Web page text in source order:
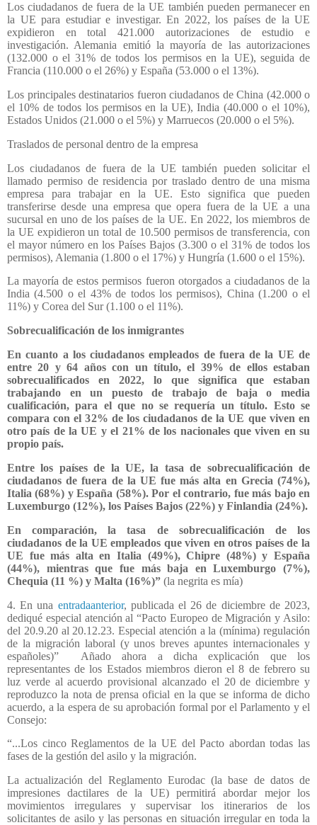
Los ciudadanos de fuera de la UE también pueden permanecer en
la UE para estudiar e investigar. En 2022, los países de la UE
expidieron en total 421.000 autorizaciones de estudio e
investigación. Alemania emitió la mayoría de las autorizaciones
(132.000 o el 31% de todos los permisos en la UE), seguida de
Francia (110.000 o el 26%) y España (53.000 o el 13%).
Los principales destinatarios fueron ciudadanos de China (42.000 o
el 10% de todos los permisos en la UE), India (40.000 o el 10%),
Estados Unidos (21.000 o el 5%) y Marruecos (20.000 o el 5%).
Traslados de personal dentro de la empresa
Los ciudadanos de fuera de la UE también pueden solicitar el
llamado permiso de residencia por traslado dentro de una misma
empresa para trabajar en la UE. Esto significa que pueden
transferirse desde una empresa que opera fuera de la UE a una
sucursal en uno de los países de la UE. En 2022, los miembros de
la UE expidieron un total de 10.500 permisos de transferencia, con
el mayor número en los Países Bajos (3.300 o el 31% de todos los
permisos), Alemania (1.800 o el 17%) y Hungría (1.600 o el 15%).
La mayoría de estos permisos fueron otorgados a ciudadanos de la
India (4.500 o el 43% de todos los permisos), China (1.200 o el
11%) y Corea del Sur (1.100 o el 11%).
Sobrecualificación de los inmigrantes
En cuanto a los ciudadanos empleados de fuera de la UE de
entre 20 y 64 años con un título, el 39% de ellos estaban
sobrecualificados en 2022, lo que significa que estaban
trabajando en un puesto de trabajo de baja o media
cualificación, para el que no se requería un título. Esto se
compara con el 32% de los ciudadanos de la UE que viven en
otro país de la UE y el 21% de los nacionales que viven en su
propio país.
Entre los países de la UE, la tasa de sobrecualificación de
ciudadanos de fuera de la UE fue más alta en Grecia (74%),
Italia (68%) y España (58%). Por el contrario, fue más bajo en
Luxemburgo (12%), los Países Bajos (22%) y Finlandia (24%).
En comparación, la tasa de sobrecualificación de los
ciudadanos de la UE empleados que viven en otros países de la
UE fue más alta en Italia (49%), Chipre (48%) y España
(44%), mientras que fue más baja en Luxemburgo (7%),
Chequia (11 %) y Malta (16%)” (la negrita es mía)
4. En una entradaanterior, publicada el 26 de diciembre de 2023,
dediqué especial atención al “Pacto Europeo de Migración y Asilo:
del 20.9.20 al 20.12.23. Especial atención a la (mínima) regulación
de la migración laboral (y unos breves apuntes internacionales y
españoles)”
Añado ahora a dicha explicación que los
representantes de los Estados miembros dieron el 8 de febrero su
luz verde al acuerdo provisional alcanzado el 20 de diciembre y
reproduzco la nota de prensa oficial en la que se informa de dicho
acuerdo, a la espera de su aprobación formal por el Parlamento y el
Consejo:
“...Los cinco Reglamentos de la UE del Pacto abordan todas las
fases de la gestión del asilo y la migración.
La actualización del Reglamento Eurodac (la base de datos de
impresiones dactilares de la UE) permitirá abordar mejor los
movimientos irregulares y supervisar los itinerarios de los
solicitantes de asilo y las personas en situación irregular en toda la